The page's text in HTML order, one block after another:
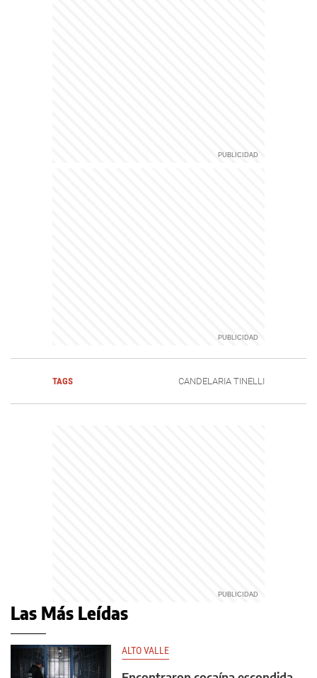
TAGS CANDELARIA TINELLI
Las Más Leídas
ALTO VALLE